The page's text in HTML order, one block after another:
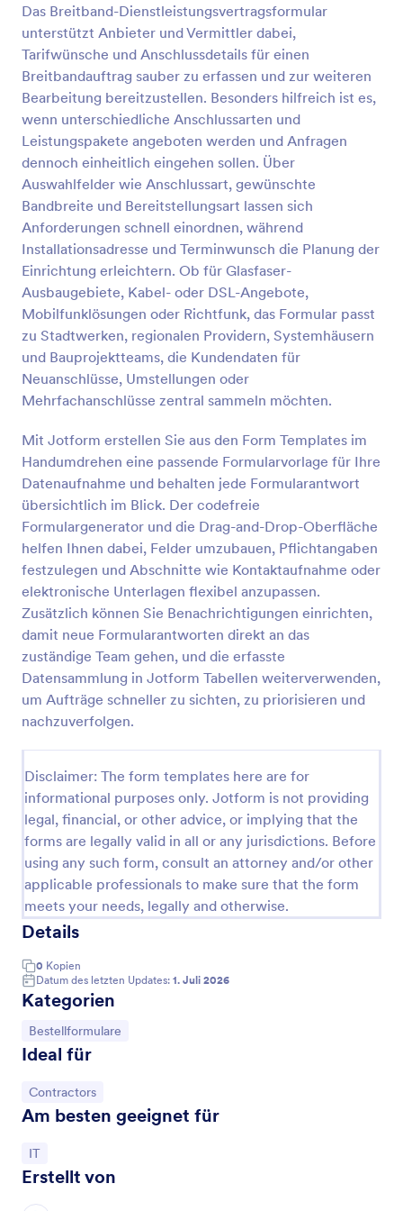
Das Breitband-Dienstleistungsvertragsformular
unterstützt Anbieter und Vermittler dabei,
Tarifwünsche und Anschlussdetails für einen
Breitbandauftrag sauber zu erfassen und zur weiteren
Bearbeitung bereitzustellen. Besonders hilfreich ist es,
wenn unterschiedliche Anschlussarten und
Leistungspakete angeboten werden und Anfragen
dennoch einheitlich eingehen sollen. Über
Auswahlfelder wie Anschlussart, gewünschte
Bandbreite und Bereitstellungsart lassen sich
Anforderungen schnell einordnen, während
Installationsadresse und Terminwunsch die Planung der
Einrichtung erleichtern. Ob für Glasfaser-
Ausbaugebiete, Kabel- oder DSL-Angebote,
Mobilfunklösungen oder Richtfunk, das Formular passt
zu Stadtwerken, regionalen Providern, Systemhäusern
und Bauprojektteams, die Kundendaten für
Neuanschlüsse, Umstellungen oder
Mehrfachanschlüsse zentral sammeln möchten.
Mit Jotform erstellen Sie aus den Form Templates im
Handumdrehen eine passende Formularvorlage für Ihre
Datenaufnahme und behalten jede Formularantwort
übersichtlich im Blick. Der codefreie
Formulargenerator und die Drag-and-Drop-Oberfläche
helfen Ihnen dabei, Felder umzubauen, Pflichtangaben
festzulegen und Abschnitte wie Kontaktaufnahme oder
elektronische Unterlagen flexibel anzupassen.
Zusätzlich können Sie Benachrichtigungen einrichten,
damit neue Formularantworten direkt an das
zuständige Team gehen, und die erfasste
Datensammlung in Jotform Tabellen weiterverwenden,
um Aufträge schneller zu sichten, zu priorisieren und
nachzuverfolgen.
Disclaimer: The form templates here are for
informational purposes only. Jotform is not providing
legal, financial, or other advice, or implying that the
forms are legally valid in all or any jurisdictions. Before
using any such form, consult an attorney and/or other
applicable professionals to make sure that the form
meets your needs, legally and otherwise.
Details
0 Kopien
Datum des letzten Updates: 1. Juli 2026
Kategorien
Zur Kategorie:
Bestellformulare
Ideal für
Zur Kategorie:
Contractors
Am besten geeignet für
Zur Kategorie:
IT
Erstellt von
Vorschau
Einfaches Bestellformular
Ein einfaches Bestellformular ist eine Formvorlage,
die es Unternehmen ermöglicht, Bestellungen
effizient und reibungslos entgegenzunehmen.
Einfach anzupassen und zu verwenden, löst es
Probleme mit unübersichtlichen Bestellvorgängen
und ineffizienten Prozessen. Holen Sie sich jetzt Ihr
Bestellformular und optimieren Sie Ihr
Bestellungsmanagement!
Go to Category:
Bestellformulare
Vorlage verwenden
Vorschau
Kuchenfabrik Bestellformular
Bestellformular für Konditoreien.